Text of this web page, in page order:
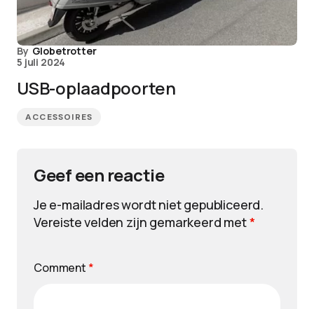
By Globetrotter
5 juli 2024
USB-oplaadpoorten
ACCESSOIRES
Geef een reactie
Je e-mailadres wordt niet gepubliceerd.
Vereiste velden zijn gemarkeerd met*
Comment *